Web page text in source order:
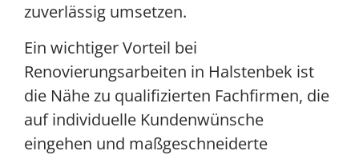
zuverlässig umsetzen.
Ein wichtiger Vorteil bei
Renovierungsarbeiten in Halstenbek ist
die Nähe zu qualifizierten Fachfirmen, die
auf individuelle Kundenwünsche
eingehen und maßgeschneiderte